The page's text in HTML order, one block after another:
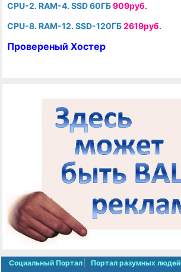
CPU-2. RAM-4. SSD 60ГБ909руб.
CPU-8. RAM-12. SSD-120ГБ2619руб.
Провереный Хостер
Социальный Портал Портал разумных людей